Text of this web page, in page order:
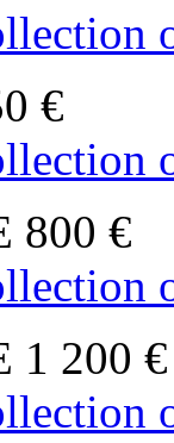
€
800 €
1 200 €